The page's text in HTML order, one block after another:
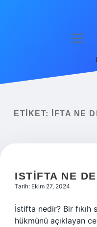
menüyü
ETIKET: İFTA NE
ISTIFTA NE
Tarih: Ekim 27, 2024
İstifta nedir? Bir fıkıh
hükmünü açıklayan